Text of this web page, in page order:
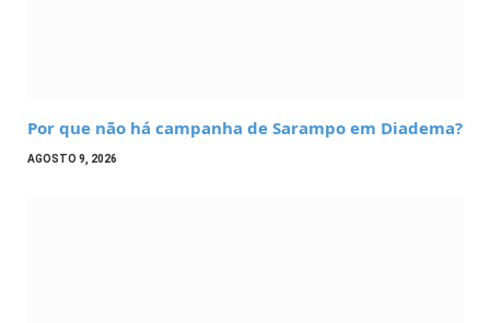
Por que não há campanha de Sarampo em Diadema?
AGOSTO 9, 2026